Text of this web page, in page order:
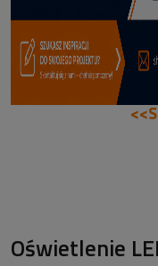
Oświetlenie